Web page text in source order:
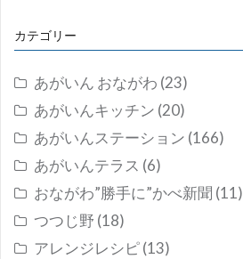
カテゴリー
あがいん おながわ (23)
あがいんキッチン (20)
あがいんステーション (166)
あがいんテラス (6)
おながわ”勝手に”かべ新聞 (11)
つつじ野 (18)
アレンジレシピ(13)